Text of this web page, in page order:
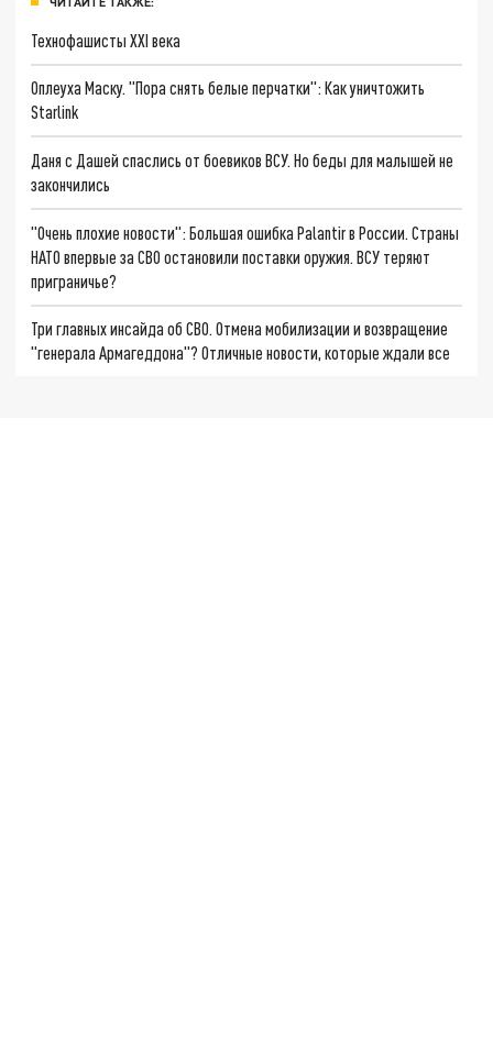
Технофашисты XXI века
Оплеуха Маску. "Пора снять белые перчатки": Как уничтожить
Starlink
Даня с Дашей спаслись от боевиков ВСУ. Но беды для малышей не
закончились
"Очень плохие новости": Большая ошибка Palantir в России. Страны
НАТО впервые за СВО остановили поставки оружия. ВСУ теряют
приграничье?
Три главных инсайда об СВО. Отмена мобилизации и возвращение
"генерала Армагеддона"? Отличные новости, которые ждали все